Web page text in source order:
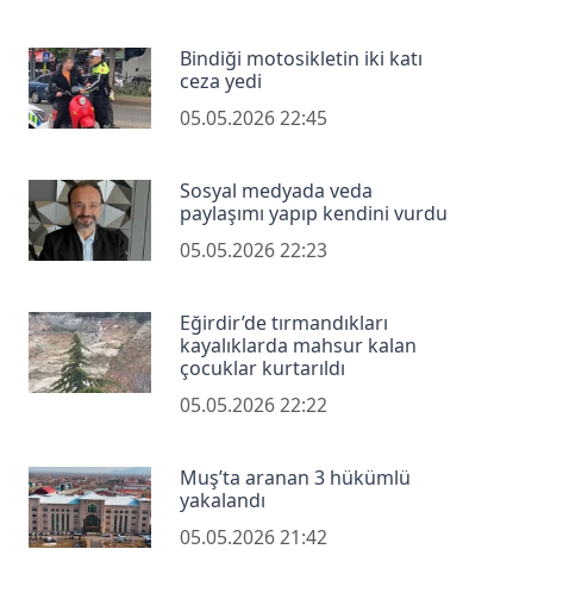
Bindiği motosikletin iki katı
ceza yedi
05.05.2026 22:45
Sosyal medyada veda
paylaşımı yapıp kendini vurdu
05.05.2026 22:23
Eğirdir’de tırmandıkları
kayalıklarda mahsur kalan
çocuklar kurtarıldı
05.05.2026 22:22
Muş’ta aranan 3 hükümlü
yakalandı
05.05.2026 21:42